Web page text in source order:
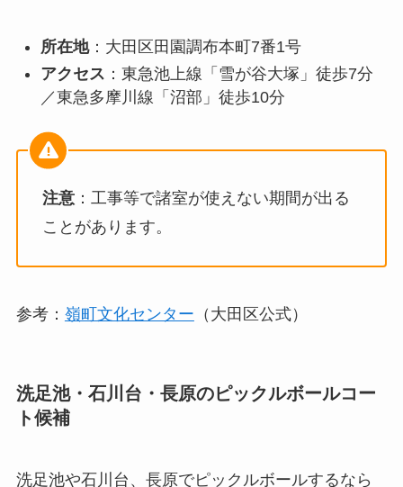
所在地：大田区田園調布本町7番1号
アクセス ：東急池上線「雪が谷大塚」徒歩7分
／東急多摩川線「沼部」徒歩10分
注意：工事等で諸室が使えない期間が出る
ことがあります。
参考： 嶺町文化センター （大田区公式）
洗足池・石川台・長原のピックルボールコー
ト候補
洗足池や石川台、長原でピックルボールするなら